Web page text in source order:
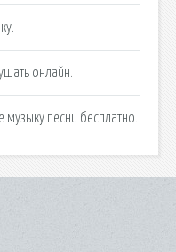
онлайн.
музыку песни бесплатно.